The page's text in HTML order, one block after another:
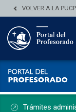
VOLVER A LA PUCP
Trámites